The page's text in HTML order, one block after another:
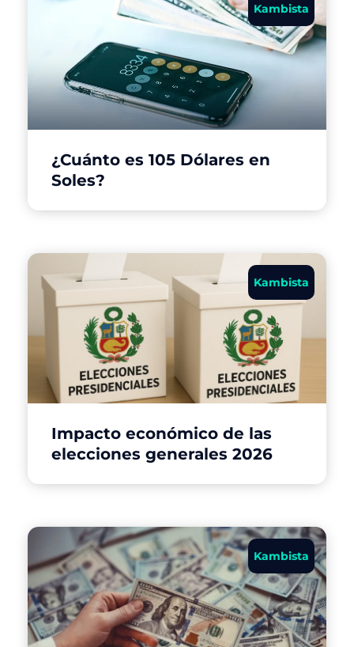
Kambista
¿Cuánto es 105 Dólares en
Soles?
Kambista
Impacto económico de las
elecciones generales 2026
Kambista